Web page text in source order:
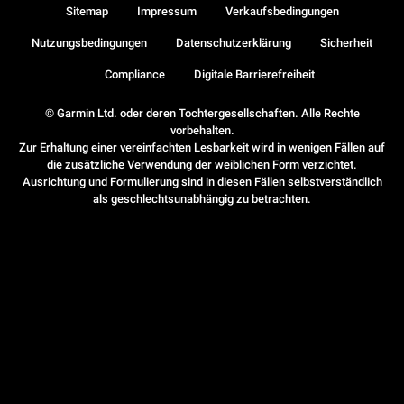
© Garmin Ltd. oder deren Tochtergesellschaften. Alle Rechte
vorbehalten.
Zur Erhaltung einer vereinfachten Lesbarkeit wird in wenigen Fällen auf
die zusätzliche Verwendung der weiblichen Form verzichtet.
Ausrichtung und Formulierung sind in diesen Fällen selbstverständlich
als geschlechtsunabhängig zu betrachten.
Sitemap Impressum Verkaufsbedingungen
Nutzungsbedingungen Datenschutzerklärung Sicherheit
Compliance Digitale Barrierefreiheit